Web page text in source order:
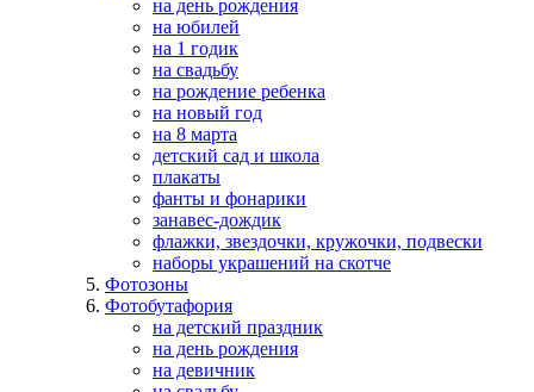
на день рождения
на юбилей
на 1 годик
на свадьбу
на рождение ребенка
на новый год
на 8 марта
детский сад и школа
плакаты
фанты и фонарики
занавес-дождик
флажки, звездочки, кружочки, подвески
наборы украшений на скотче
Фотозоны
Фотобутафория
на детский праздник
на день рождения
на девичник